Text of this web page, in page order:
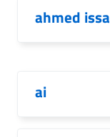
ahmed issa
ai